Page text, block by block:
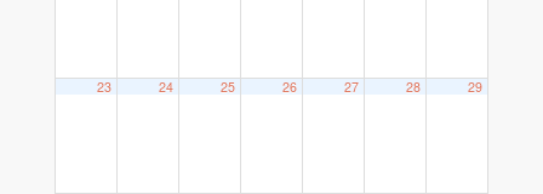
23 24 25 26 27 28 29